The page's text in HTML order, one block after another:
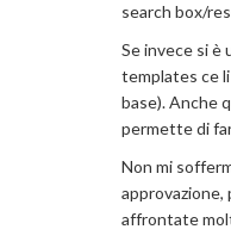
search box/
Se invece si è
templates ce
base). Anche
permette di
Non mi
affrontate